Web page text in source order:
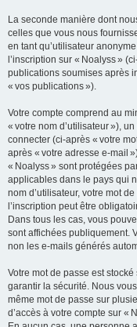
La seconde manière dont
celles que vous nous
en tant qu’utilisateur
l’inscription sur « Noalyss »
publications soumises après
« vos publications »).
Votre compte comprend au
« votre nom d’utilisateur »),
connecter (ci-après « votre
après « votre adresse e-mail
« Noalyss » sont protégées
applicables dans le pays qui
nom d’utilisateur, votre mot
l’inscription peut être
Dans tous les cas, vous
sont affichées publiquement.
non les e-mails générés
Votre mot de passe est
garantir la sécurité. Nous
même mot de passe sur
d’accès à votre compte sur «